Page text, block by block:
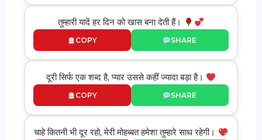
तुम्हारी यादें हर दिन को खास बना देती हैं।
COPY SHARE
दूरी सिर्फ एक शब्द है, प्यार उससे कहीं ज्यादा बड़ा है।
COPY SHARE
चाहे कितनी भी दूर रहो, मेरी मोहब्बत हमेशा तुम्हारे साथ रहेगी।